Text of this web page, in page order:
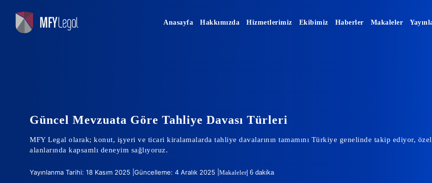
content
Anasayfa Hakkımızda Hizmetlerimiz Ekibimiz Haberler Makaleler
Güncel Mevzuata Göre Tahliye Davası Türleri
MFY Legal olarak; konut, işyeri ve ticari kiralamalarda tahliye davalarının tamamını Türkiye genelinde takip ediyor,
alanlarında kapsamlı deneyim sağlıyoruz.
Yayınlanma Tarihi: 18 Kasım 2025 | Güncelleme: 4 Aralık 2025 | Makaleler| 6 dakika